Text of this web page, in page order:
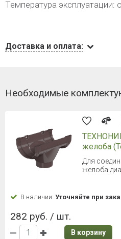
Температура эксплуатации:
Доставка и оплата:
Необходимые
желоба
Для
желоба
В наличии: Уточняйте при
282 руб. / шт.
В корзину